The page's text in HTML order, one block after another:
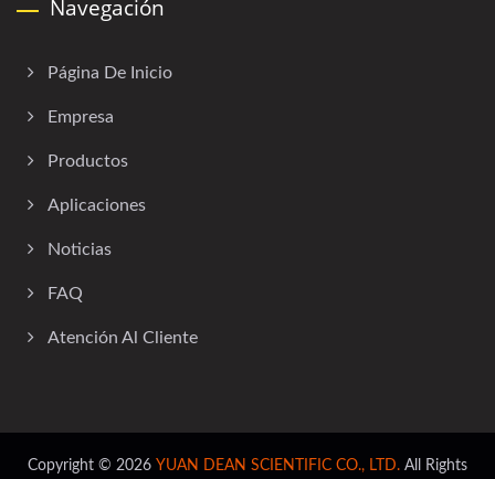
Navegación
Página De Inicio
Empresa
Productos
Aplicaciones
Noticias
FAQ
Atención Al Cliente
Copyright © 2026 YUAN DEAN SCIENTIFIC CO., LTD. All Rights